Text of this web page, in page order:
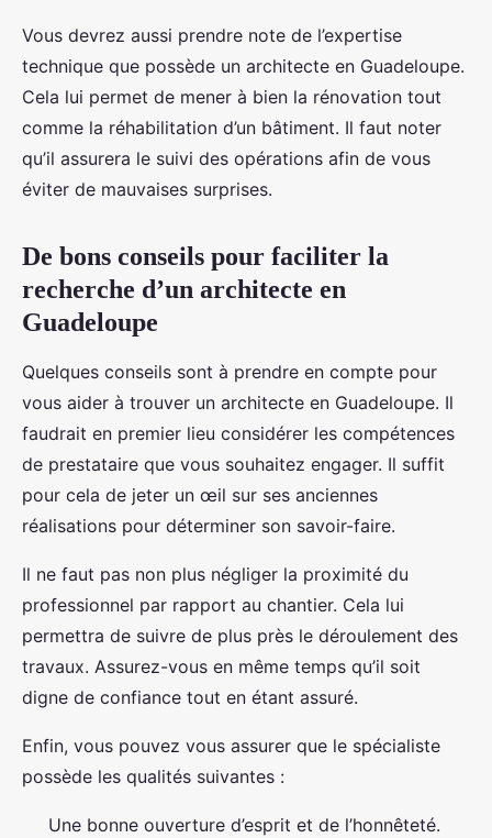
Vous devrez aussi prendre note de l’expertise
technique que possède un architecte en Guadeloupe.
Cela lui permet de mener à bien la rénovation tout
comme la réhabilitation d’un bâtiment. Il faut noter
qu’il assurera le suivi des opérations afin de vous
éviter de mauvaises surprises.
De bons conseils pour faciliter la
recherche d’un architecte en
Guadeloupe
Quelques conseils sont à prendre en compte pour
vous aider à trouver un architecte en Guadeloupe. Il
faudrait en premier lieu considérer les compétences
de prestataire que vous souhaitez engager. Il suffit
pour cela de jeter un œil sur ses anciennes
réalisations pour déterminer son savoir-faire.
Il ne faut pas non plus négliger la proximité du
professionnel par rapport au chantier. Cela lui
permettra de suivre de plus près le déroulement des
travaux. Assurez-vous en même temps qu’il soit
digne de confiance tout en étant assuré.
Enfin, vous pouvez vous assurer que le spécialiste
possède les qualités suivantes :
Une bonne ouverture d’esprit et de l’honnêteté.